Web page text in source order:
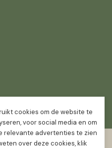
cookies om de website te
voor social media en om
relevante advertenties te zien
over deze cookies, klik